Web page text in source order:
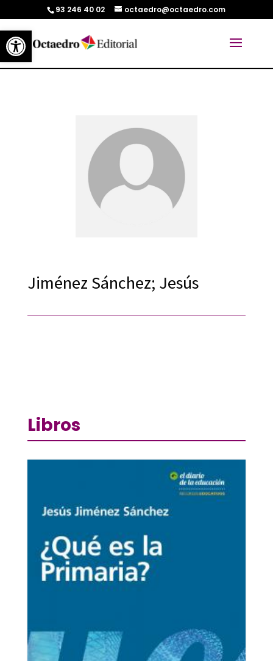
Abrir barra de herramientas
93 246 40 02 octaedro@octaedro.com
Jiménez Sánchez; Jesús
Libros